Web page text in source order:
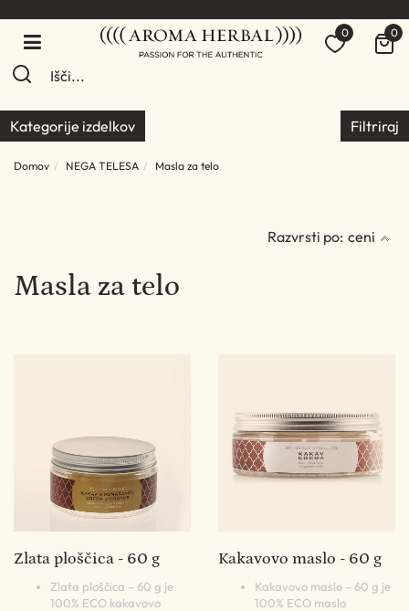
0 0
Kategorije izdelkov Filtriraj
Domov NEGA TELESA Masla za telo
Razvrsti po: ceni
Masla za telo
Zlata ploščica - 60 g
Zlata ploščica – 60 g je
100% ECO kakavovo
Kakavovo maslo - 60 g
Kakavovo maslo – 60 g je
100% ECO maslo